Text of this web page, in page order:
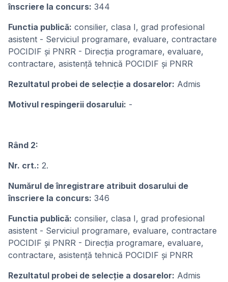
înscriere la concurs: 344
Functia publică: consilier, clasa I, grad profesional
asistent - Serviciul programare, evaluare, contractare
POCIDIF și PNRR - Direcția programare, evaluare,
contractare, asistență tehnică POCIDIF și PNRR
Rezultatul probei de selecție a dosarelor: Admis
Motivul respingerii dosarului: -
Rând 2:
Nr. crt.: 2.
Numărul de înregistrare atribuit dosarului de
înscriere la concurs: 346
Functia publică: consilier, clasa I, grad profesional
asistent - Serviciul programare, evaluare, contractare
POCIDIF și PNRR - Direcția programare, evaluare,
contractare, asistență tehnică POCIDIF și PNRR
Rezultatul probei de selecție a dosarelor: Admis